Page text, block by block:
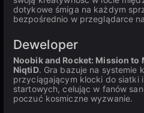
dotykowe śmiga na każdym
bezpośrednio w przeglądarce na
Deweloper
Noobik and Rocket: Mission to
NiqtiD. Gra bazuje na systemie
przyciągającym klocki do siatki
startowych, celując w fanów
poczuć kosmiczne wyzwanie.